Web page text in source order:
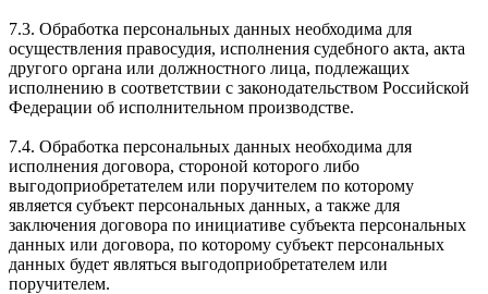
7.3. Обработка персональных данных необходима для
осуществления правосудия, исполнения судебного акта, акта
другого органа или должностного лица, подлежащих
исполнению в соответствии с законодательством Российской
Федерации об исполнительном производстве.
7.4. Обработка персональных данных необходима для
исполнения договора, стороной которого либо
выгодоприобретателем или поручителем по которому
является субъект персональных данных, а также для
заключения договора по инициативе субъекта персональных
данных или договора, по которому субъект персональных
данных будет являться выгодоприобретателем или
поручителем.